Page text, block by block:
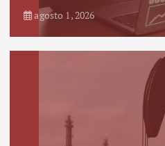
agosto 1, 2026